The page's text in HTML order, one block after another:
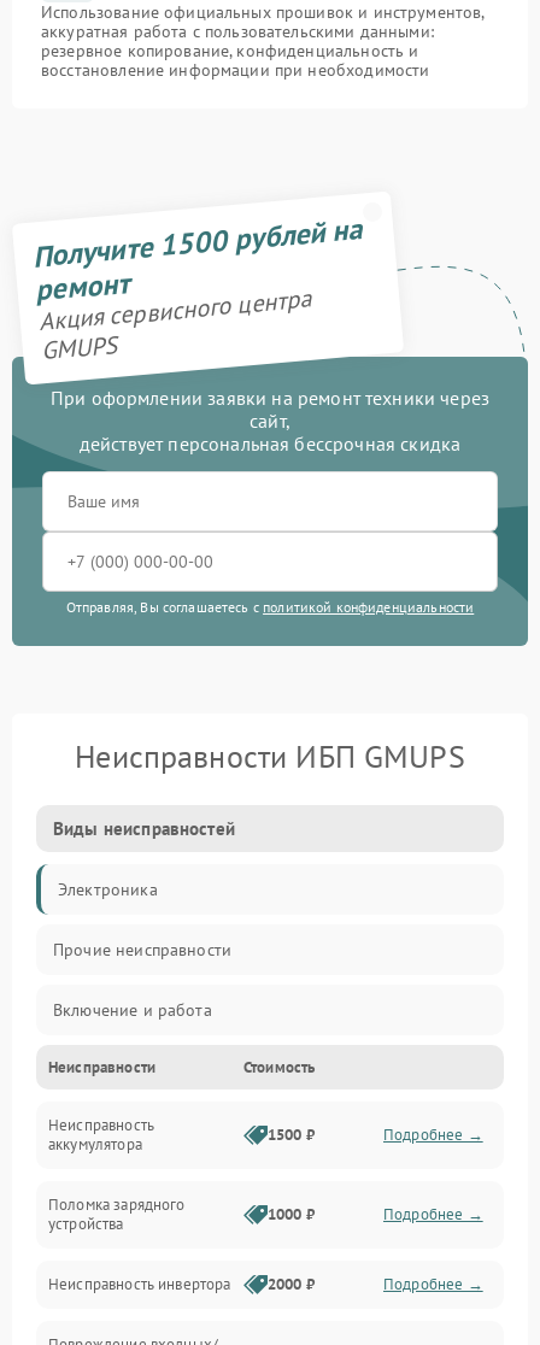
Использование официальных прошивок и инструментов,
аккуратная работа с пользовательскими данными:
резервное копирование, конфиденциальность и
восстановление информации при необходимости
Получите 1500 рублей на
ремонт
Акция сервисного центра
GMUPS
При оформлении заявки на ремонт техники через
сайт,
действует персональная бессрочная скидка
Отправляя, Вы соглашаетесь с политикой конфиденциальности
Неисправности ИБП GMUPS
Виды неисправностей
Электроника
Прочие неисправности
Включение и работа
Работа с нагрузкой
Звук и индикация
Неисправности Стоимость
Неисправность
аккумулятора
1500 ₽ Подробнее →
Поломка зарядного
устройства
1000 ₽ Подробнее →
Неисправность инвертора 2000 ₽ Подробнее →